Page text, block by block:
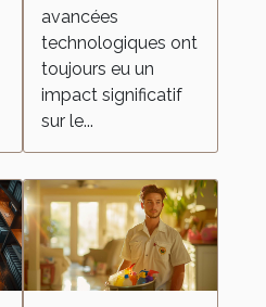
réfléchissantes
avancées
technologiques ont
toujours eu un
impact significatif
sur le...